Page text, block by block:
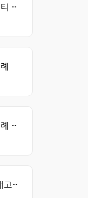
(온라인) DX(디지털 전환), 모빌리티 기술동향 및 사례
(온라인) 국제물류 운영과 실무 사례 Ⅱ
(오프라인)효율적인 수요예측과 재고관리 실무Ⅰ